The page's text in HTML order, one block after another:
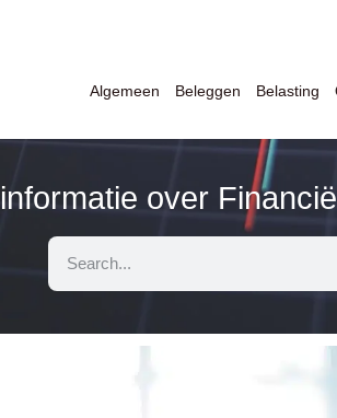
Algemeen Beleggen Belasting
over